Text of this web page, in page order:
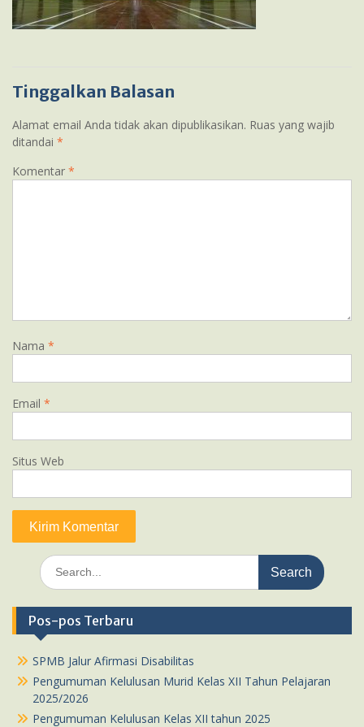
Tinggalkan Balasan
Alamat email Anda tidak akan dipublikasikan. Ruas yang wajib
ditandai *
Komentar *
Nama *
Email *
Situs Web
Search
for:
Pos-pos Terbaru
SPMB Jalur Afirmasi Disabilitas
Pengumuman Kelulusan Murid Kelas XII Tahun Pelajaran
2025/2026
Pengumuman Kelulusan Kelas XII tahun 2025